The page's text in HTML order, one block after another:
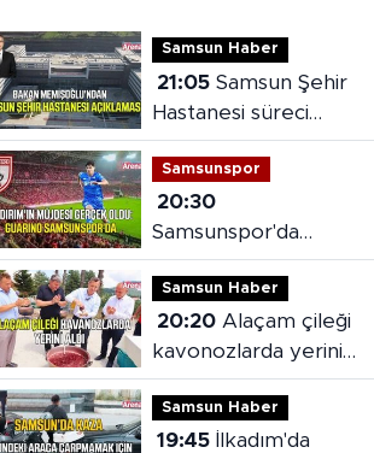
Samsun Haber
21:05 Samsun Şehir
Hastanesi süreci
masaya yatırıldı
Samsunspor
20:30
Samsunspor'da
Gabriele dönemi
başladı
Samsun Haber
20:20 Alaçam çileği
kavonozlarda yerini
aldı
Samsun Haber
19:45